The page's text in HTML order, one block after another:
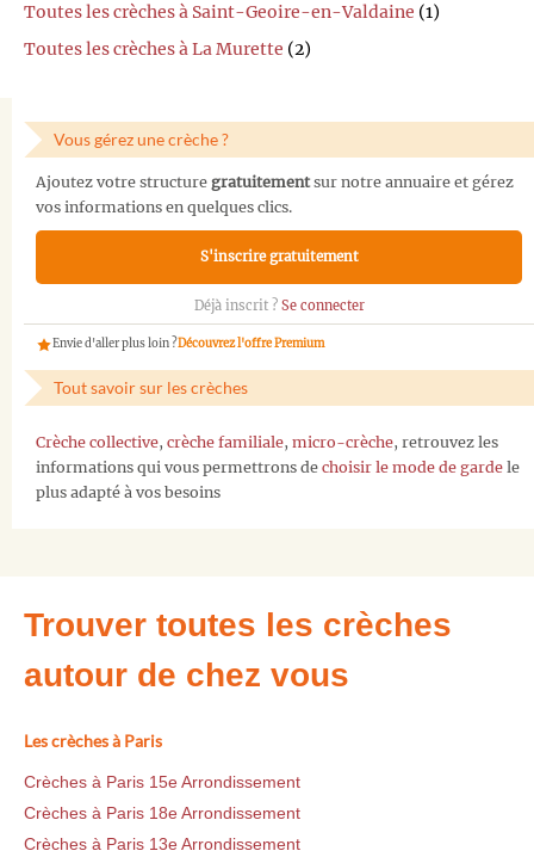
Toutes les crèches à Saint-Geoire-en-Valdaine (1)
Toutes les crèches à La Murette (2)
Vous gérez une crèche ?
Ajoutez votre structure gratuitementsur notre annuaire et gérez
vos informations en quelques clics.
S'inscrire gratuitement
Déjà inscrit ? Se connecter
Envie d'aller plus loin ?Découvrez l'offre Premium
Tout savoir sur les crèches
Crèche collective, crèche familiale, micro-crèche, retrouvez les
informations qui vous permettrons de choisir le mode de garde le
plus adapté à vos besoins
Trouver toutes les crèches
autour de chez vous
Les crèches à Paris
Crèches à Paris 15e Arrondissement
Crèches à Paris 18e Arrondissement
Crèches à Paris 13e Arrondissement